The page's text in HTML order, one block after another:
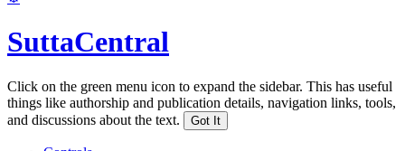
SuttaCentral
Click on the green menu icon to expand the sidebar. This has useful
things like authorship and publication details, navigation links, tools,
and discussions about the text.
Got It